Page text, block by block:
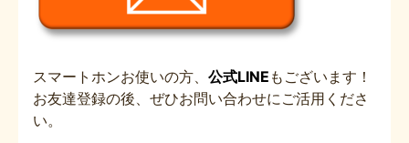
スマートホンお使いの方、 公式LINE もございます！
お友達登録の後、ぜひお問い合わせにご活用くださ
い。